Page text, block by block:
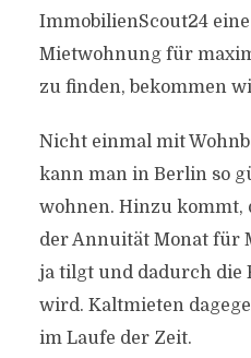
ImmobilienScout24
Mietwohnung für
zu finden, bekommen
Nicht einmal mit
kann man in Berlin so
wohnen. Hinzu kommt,
der Annuität Monat für
ja tilgt und dadurch
wird. Kaltmieten
im Laufe der Zeit.